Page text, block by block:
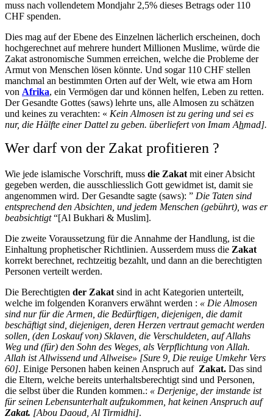
muss nach vollendetem Mondjahr 2,5% dieses Betrags oder 110
CHF spenden.
Dies mag auf der Ebene des Einzelnen lächerlich erscheinen, doch
hochgerechnet auf mehrere hundert Millionen Muslime, würde die
Zakat astronomische Summen erreichen, welche die Probleme der
Armut von Menschen lösen könnte. Und sogar 110 CHF stellen
manchmal an bestimmten Orten auf der Welt, wie etwa am Horn
von Afrika, ein Vermögen dar und können helfen, Leben zu retten.
Der Gesandte Gottes (saws) lehrte uns, alle Almosen zu schätzen
und keines zu verachten: « Kein Almosen ist zu gering und sei es
nur, die Hälfte einer Dattel zu geben. überliefert von Imam Ahmad].
Wer darf von der Zakat profitieren ?
Wie jede islamische Vorschrift, muss die Zakatmit einer Absicht
gegeben werden, die ausschliesslich Gott gewidmet ist, damit sie
angenommen wird. Der Gesandte sagte (saws): ” Die Taten sind
entsprechend den Absichten, und jedem Menschen (gebührt), was er
beabsichtigt“[Al Bukhari & Muslim].
Die zweite Voraussetzung für die Annahme der Handlung, ist die
Einhaltung prophetischer Richtlinien. Ausserdem muss die Zakat
korrekt berechnet, rechtzeitig bezahlt, und dann an die berechtigten
Personen verteilt werden.
Die Berechtigten der Zakatsind in acht Kategorien unterteilt,
welche im folgenden Koranvers erwähnt werden : « Die Almosen
sind nur für die Armen, die Bedürftigen, diejenigen, die damit
beschäftigt sind, diejenigen, deren Herzen vertraut gemacht werden
sollen, (den Loskauf von) Sklaven, die Verschuldeten, auf Allahs
Weg und (für) den Sohn des Weges, als Verpflichtung von Allah.
Allah ist Allwissend und Allweise» [Sure 9, Die reuige Umkehr Vers
60]. Einige Personen haben keinen Anspruch auf Zakat. Das sind
die Eltern, welche bereits unterhaltsberechtigt sind und Personen,
die selbst über die Runden kommen.: « Derjenige, der imstande ist
für seinen Lebensunterhalt aufzukommen, hat keinen Anspruch auf
Zakat. [Abou Daoud, Al Tirmidhi].